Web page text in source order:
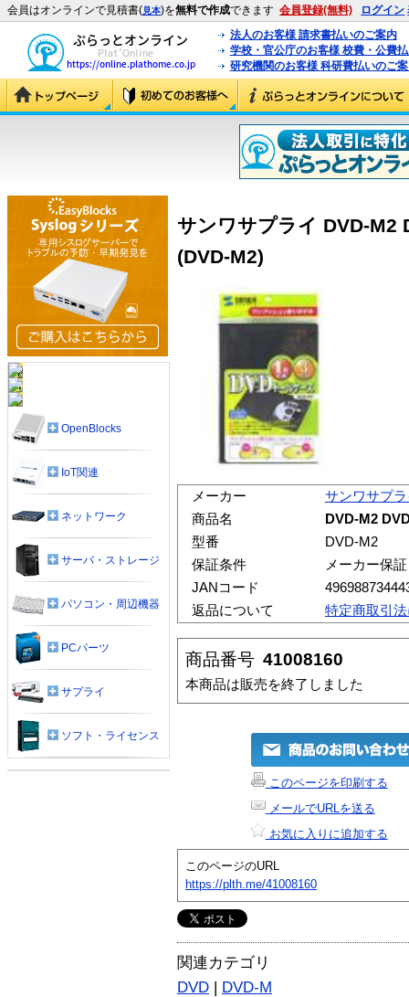
会員はオンラインで見積書(見本)を無料で作成できます 会員登録(無料) ログイン
法人のお客様 請求書払いのご案内
学校・官公庁のお客様 校費・公費
研究機関のお客様 科研費払いのご
サンワサプライ DVD-M2
(DVD-M2)
メーカー
サンワサプ
商品名
DVD-M2
型番
DVD-M2
保証条件
メーカー保証
JANコード
返品について
特定商取引
商品番号 41008160
本商品は販売を終了しました
このページを印刷する
メールでURLを送る
お気に入りに追加する
このページのURL
https://plth.me/41008160
関連カテゴリ
DVD | DVD-M
OpenBlocks
IoT関連
ネットワーク
サーバ・ストレージ
パソコン・周辺機器
PCパーツ
サプライ
ソフト・ライセンス